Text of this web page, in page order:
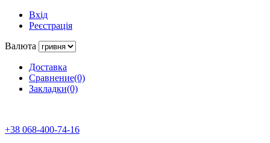
Вхід
Реєстрація
Валюта
Доставка
Сравнение(0)
Закладки(0)
+38 068-400-74-16